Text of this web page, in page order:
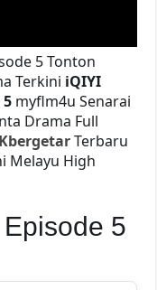
5 Tonton
Terkini iQIYI
5 myflm4u Senarai
Drama Full
KbergetarTerbaru
Melayu High
5